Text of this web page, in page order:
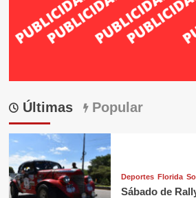
Últimas Popular
Deportes Florida
Sábado de